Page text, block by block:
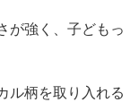
が強く、子どもっ
ル柄を取り入れる